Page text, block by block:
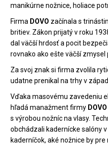
manikúrne nožnice, holiace
Firma DOVO začínala s
britiev. Zákon prijatý v roku
dal väčší hrdosť a pocit
rovnako ako ešte väčší zmysel
Za svoj znak si firma zvolila
udatne prenikal na trhy v
Vďaka masovému zavedeniu
hľadá manažment firmy DOVO
s výrobou nožníc na vlasy.
obchádzali kadernícke salóny
kaderníčok, aké nožnice by pre